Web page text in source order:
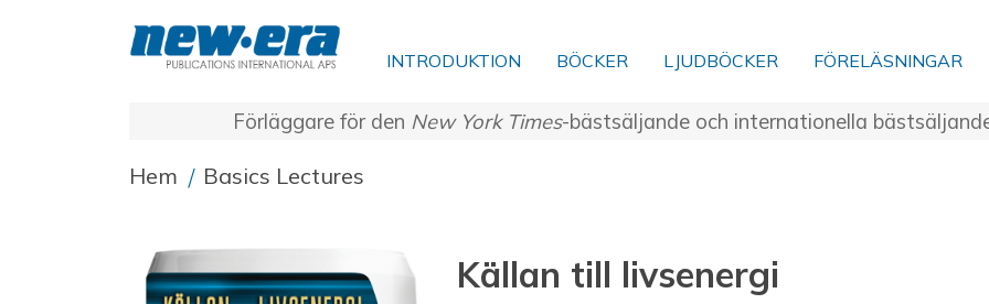
INTRODUKTION BÖCKER LJUDBÖCKER FÖRELÄSNINGAR
Förläggare för den New York Times-bästsäljande och internationella
Hem / Basics Lectures
Källan till livsenergi